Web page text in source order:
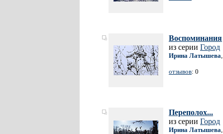
Воспоминания
из серии Город
Ирина Латышева
отзывов: 0
Переполох...
из серии Город
Ирина Латышева